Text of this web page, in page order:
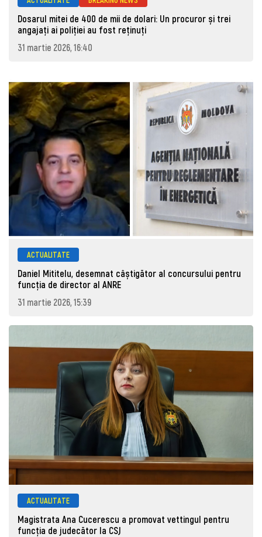
Dosarul mitei de 400 de mii de dolari: Un procuror și trei
angajați ai poliției au fost reținuți
31 martie 2026, 16:40
ACTUALITATE
Daniel Mititelu, desemnat câștigător al concursului pentru
funcția de director al ANRE
31 martie 2026, 15:39
ACTUALITATE
Magistrata Ana Cucerescu a promovat vettingul pentru
funcția de judecător la CSJ